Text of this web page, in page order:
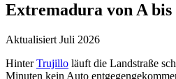
Extremadura von A bis
Aktualisiert Juli 2026
HinterTrujillo läuft die Landstraße
Minuten kein Auto